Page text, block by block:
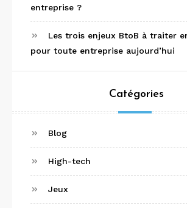
entreprise ?
Les trois enjeux BtoB à traiter
pour toute entreprise aujourd’hui
Catégories
Blog
High-tech
Jeux